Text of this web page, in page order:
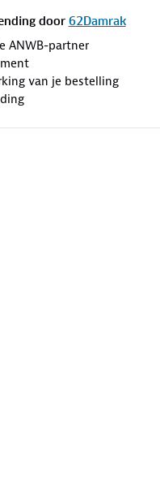
door 62Damrak
ANWB-partner
van je bestelling